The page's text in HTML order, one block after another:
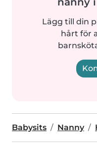
Lägg till din
hårt för
Babysits Nanny